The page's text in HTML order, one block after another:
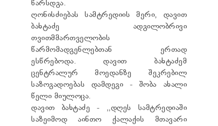
ᲢᲔᲜᲓᲔᲠᲔᲑᲘ
ᲞᲠᲔᲖᲘᲓᲔᲜᲢᲘᲡᲗᲕᲘᲡ ᲓᲐ
ᲞᲐᲠᲚᲐᲛᲔᲜᲢᲘᲡᲗᲕᲘᲡ ᲬᲐᲠᲡᲐᲓᲒᲔᲜᲘ ᲐᲜᲒᲐᲠᲘᲨᲘ
ᲡᲐᲯᲐᲠᲝ ᲘᲜᲤᲝᲠᲛᲐᲪᲘᲘᲡ ᲛᲝᲗᲮᲝᲕᲜᲐ
ᲞᲔᲠᲡᲝᲜᲐᲚᲣᲠ ᲛᲝᲜᲐᲪᲔᲛᲗᲐ ᲓᲐᲪᲕᲘᲡ
ᲡᲐᲛᲐᲠᲗᲚᲔᲑᲠᲘᲕᲘ ᲒᲐᲓᲐᲬᲧᲕᲔᲢᲘᲚᲔᲑᲔᲑᲘ
ᲒᲐᲡᲐᲩᲘᲕᲠᲔᲑᲘᲡ ᲬᲔᲡᲔᲑᲘ
წარსდგა.
ღონისძიებას სამტრედიის მერი, დავით
ბახტაძე ადგილობრივი
თვითმმართველობის
წარმომადგენლებთან ერთად
ესწრებოდა. დავით ბახტაძემ
ცენტრალურ მოედანზე შეკრებილ
საზოგადოებას დამდეგი - შობა ახალი
წელი მიულოცა.
დავით ბახტაძე - ,,დღეს სამტრედიაში
საზეიმოდ აინთო ქალაქის მთავარი